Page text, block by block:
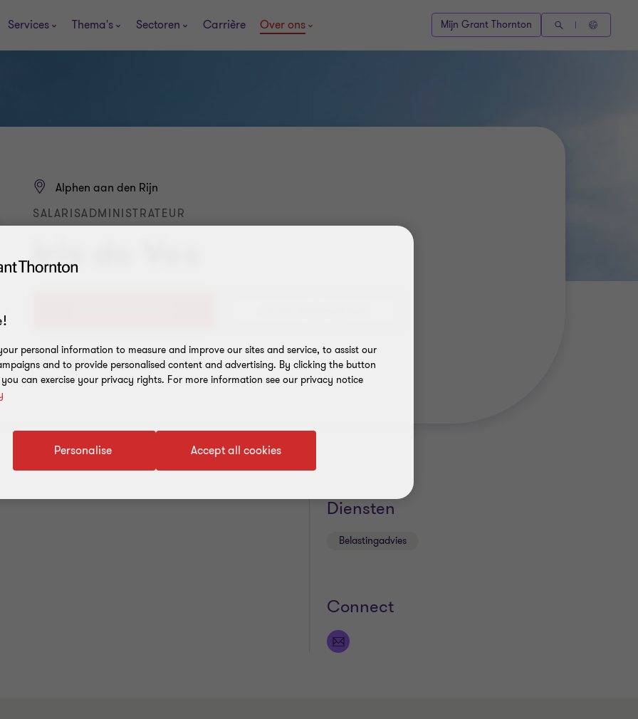
Services Thema's Sectoren Carrière Over ons Mijn Grant Thornton
Iris de Vos
Alphen aan den Rijn
SALARISADMINISTRATEUR
Toevoegen aan adresboek
Diensten
Belastingadvies
Connect
personal information to measure and improve our sites and service, to assist our
and to provide personalised content and advertising. By clicking the button
can exercise your privacy rights. For more information see our privacy notice
Accept all cookies
Personalise